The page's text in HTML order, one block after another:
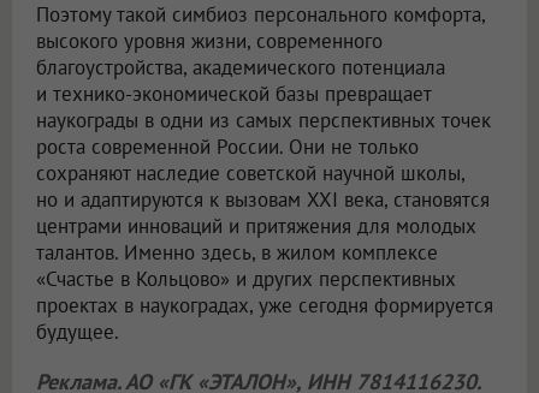
Поэтому такой симбиоз персонального комфорта,
высокого уровня жизни, современного
благоустройства, академического потенциала
и технико-экономической базы превращает
наукограды в одни из самых перспективных точек
роста современной России. Они не только
сохраняют наследие советской научной школы,
но и адаптируются к вызовам XXI века, становятся
центрами инноваций и притяжения для молодых
талантов. Именно здесь, в жилом комплексе
«Счастье в Кольцово» и других перспективных
проектах в наукоградах, уже сегодня формируется
будущее.
Реклама. АО «ГК «ЭТАЛОН», ИНН 7814116230.